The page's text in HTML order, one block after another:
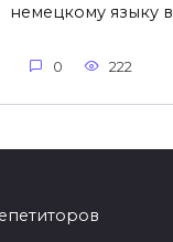
немецкому языку в
0 222